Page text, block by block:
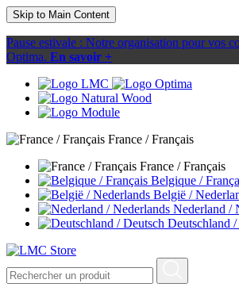
Skip to Main Content
Pause estivale : Notre organisation pour vos
Optima. En savoir +
France / Français
France / Français
Belgique /
België /
Nederland /
Deutschland